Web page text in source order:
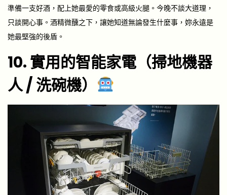
準備一支好酒，配上她最愛的零食或高級火腿。今晚不談大道理，
只談開心事。酒精微醺之下，讓她知道無論發生什麼事，妳永遠是
她最堅強的後盾。
10. 實用的智能家電（掃地機器
人 / 洗碗機）